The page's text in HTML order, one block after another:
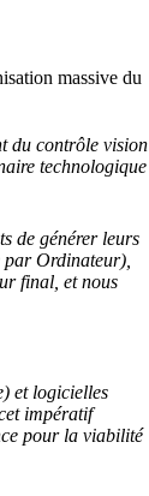
massive du
du contrôle vision
technologique
de générer leurs
Ordinateur),
final, et nous
et logicielles
impératif
pour la viabilité